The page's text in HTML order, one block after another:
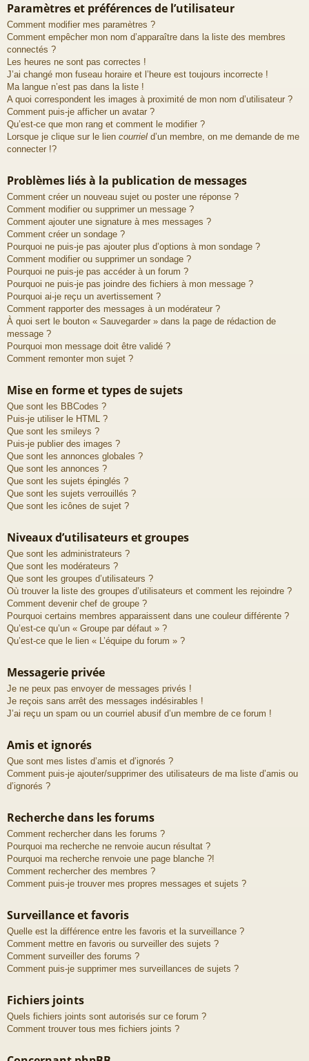
Paramètres et préférences de l’utilisateur
Comment modifier mes paramètres ?
Comment empêcher mon nom d’apparaître dans la liste des membres
connectés ?
Les heures ne sont pas correctes !
J’ai changé mon fuseau horaire et l’heure est toujours incorrecte !
Ma langue n’est pas dans la liste !
A quoi correspondent les images à proximité de mon nom d’utilisateur ?
Comment puis-je afficher un avatar ?
Qu’est-ce que mon rang et comment le modifier ?
Lorsque je clique sur le lien courriel d’un membre, on me demande de me
connecter !?
Problèmes liés à la publication de messages
Comment créer un nouveau sujet ou poster une réponse ?
Comment modifier ou supprimer un message ?
Comment ajouter une signature à mes messages ?
Comment créer un sondage ?
Pourquoi ne puis-je pas ajouter plus d’options à mon sondage ?
Comment modifier ou supprimer un sondage ?
Pourquoi ne puis-je pas accéder à un forum ?
Pourquoi ne puis-je pas joindre des fichiers à mon message ?
Pourquoi ai-je reçu un avertissement ?
Comment rapporter des messages à un modérateur ?
À quoi sert le bouton « Sauvegarder » dans la page de rédaction de
message ?
Pourquoi mon message doit être validé ?
Comment remonter mon sujet ?
Mise en forme et types de sujets
Que sont les BBCodes ?
Puis-je utiliser le HTML ?
Que sont les smileys ?
Puis-je publier des images ?
Que sont les annonces globales ?
Que sont les annonces ?
Que sont les sujets épinglés ?
Que sont les sujets verrouillés ?
Que sont les icônes de sujet ?
Niveaux d’utilisateurs et groupes
Que sont les administrateurs ?
Que sont les modérateurs ?
Que sont les groupes d’utilisateurs ?
Où trouver la liste des groupes d’utilisateurs et comment les rejoindre ?
Comment devenir chef de groupe ?
Pourquoi certains membres apparaissent dans une couleur différente ?
Qu’est-ce qu’un « Groupe par défaut » ?
Qu’est-ce que le lien « L’équipe du forum » ?
Messagerie privée
Je ne peux pas envoyer de messages privés !
Je reçois sans arrêt des messages indésirables !
J’ai reçu un spam ou un courriel abusif d’un membre de ce forum !
Amis et ignorés
Que sont mes listes d’amis et d’ignorés ?
Comment puis-je ajouter/supprimer des utilisateurs de ma liste d’amis ou
d’ignorés ?
Recherche dans les forums
Comment rechercher dans les forums ?
Pourquoi ma recherche ne renvoie aucun résultat ?
Pourquoi ma recherche renvoie une page blanche ?!
Comment rechercher des membres ?
Comment puis-je trouver mes propres messages et sujets ?
Surveillance et favoris
Quelle est la différence entre les favoris et la surveillance ?
Comment mettre en favoris ou surveiller des sujets ?
Comment surveiller des forums ?
Comment puis-je supprimer mes surveillances de sujets ?
Fichiers joints
Quels fichiers joints sont autorisés sur ce forum ?
Comment trouver tous mes fichiers joints ?